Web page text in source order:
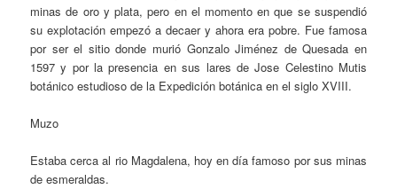
minas de oro y plata, pero en el momento en que se suspendió
su explotación empezó a decaer y ahora era pobre. Fue famosa
por ser el sitio donde murió Gonzalo Jiménez de Quesada en
1597 y por la presencia en sus lares de Jose Celestino Mutis
botánico estudioso de la Expedición botánica en el siglo XVIII.
Muzo
Estaba cerca al rio Magdalena, hoy en día famoso por sus minas
de esmeraldas.